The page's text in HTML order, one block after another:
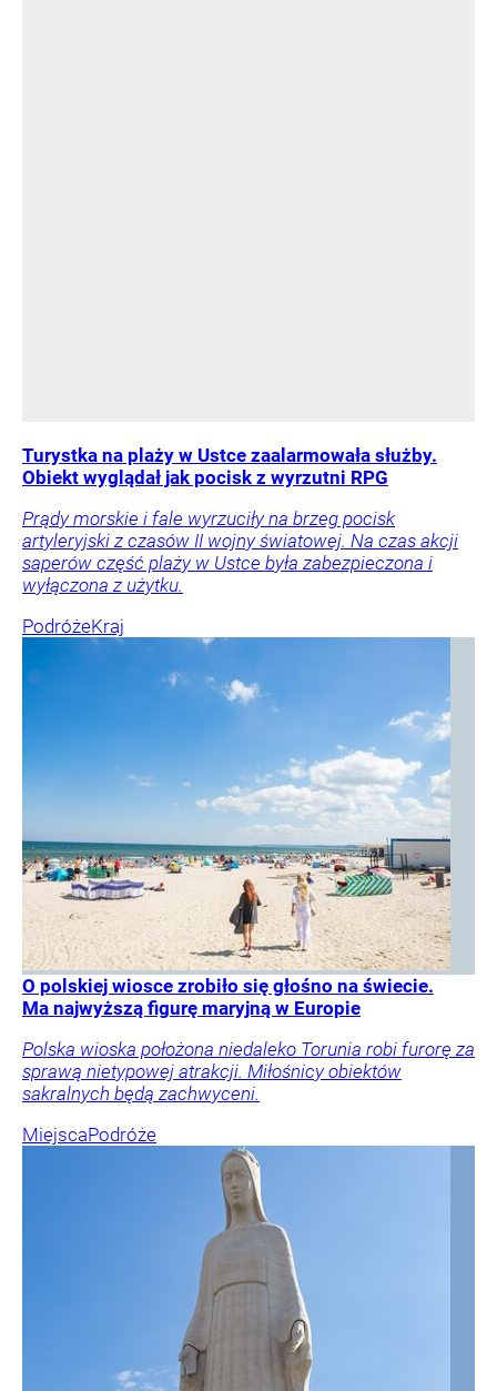
Turystka na plaży w Ustce zaalarmowała służby.
Obiekt wyglądał jak pocisk z wyrzutni RPG
Prądy morskie i fale wyrzuciły na brzeg pocisk
artyleryjski z czasów II wojny światowej. Na czas akcji
saperów część plaży w Ustce była zabezpieczona i
wyłączona z użytku.
PodróżeKraj
O polskiej wiosce zrobiło się głośno na świecie.
Ma najwyższą figurę maryjną w Europie
Polska wioska położona niedaleko Torunia robi furorę za
sprawą nietypowej atrakcji. Miłośnicy obiektów
sakralnych będą zachwyceni.
MiejscaPodróże